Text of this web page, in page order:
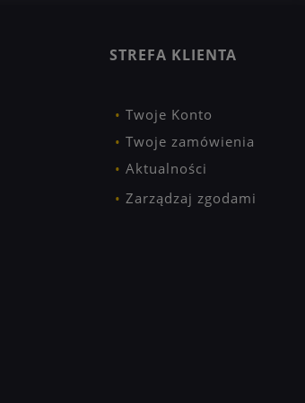
STREFA KLIENTA
Twoje Konto
Twoje zamówienia
Aktualności
Zarządzaj zgodami